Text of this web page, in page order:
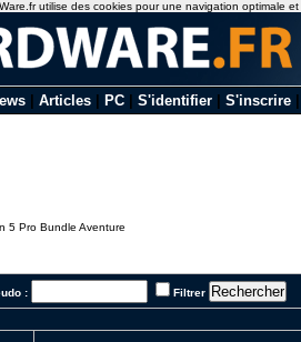
Articles PC S'identifier S'inscrire
5 Pro Bundle Aventure
: Filtrer
utilise des cookies pour une navigation optimale